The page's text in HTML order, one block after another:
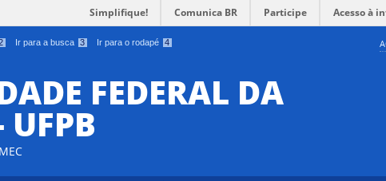
Ir para a busca 3 Ir para o rodapé 4
Simplifique! Comunica BR Participe Acesso à
FEDERAL DA